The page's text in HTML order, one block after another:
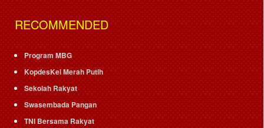
RECOMMENDED
Program MBG
KopdesKel Merah Putih
Sekolah Rakyat
Swasembada Pangan
TNI Bersama Rakyat